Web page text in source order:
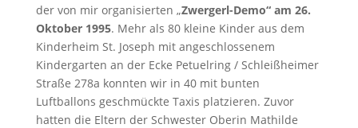
der von mir organisierten „Zwergerl-Demo“ am 26.
Oktober 1995. Mehr als 80 kleine Kinder aus dem
Kinderheim St. Joseph mit angeschlossenem
Kindergarten an der Ecke Petuelring / Schleißheimer
Straße 278a konnten wir in 40 mit bunten
Luftballons geschmückte Taxis platzieren. Zuvor
hatten die Eltern der Schwester Oberin Mathilde